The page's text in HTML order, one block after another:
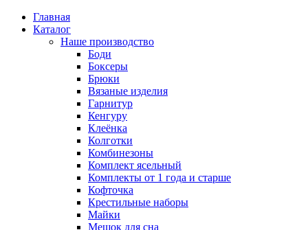
Главная
Каталог
Наше производство
Боди
Боксеры
Брюки
Вязаные изделия
Гарнитур
Кенгуру
Клеёнка
Колготки
Комбинезоны
Комплект ясельный
Комплекты от 1 года и старше
Кофточка
Крестильные наборы
Майки
Мешок для сна